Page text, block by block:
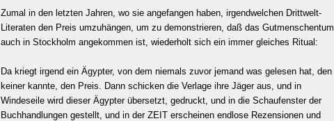
Zumal in den letzten Jahren, wo sie angefangen haben, irgendwelchen Drittwelt-
Literaten den Preis umzuhängen, um zu demonstrieren, daß das Gutmenschentum
auch in Stockholm angekommen ist, wiederholt sich ein immer gleiches Ritual:
Da kriegt irgend ein Ägypter, von dem niemals zuvor jemand was gelesen hat, den
keiner kannte, den Preis. Dann schicken die Verlage ihre Jäger aus, und in
Windeseile wird dieser Ägypter übersetzt, gedruckt, und in die Schaufenster der
Buchhandlungen gestellt, und in der ZEIT erscheinen endlose Rezensionen und